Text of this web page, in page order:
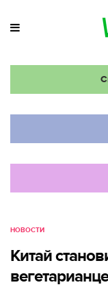
НОВОСТИ
Китай